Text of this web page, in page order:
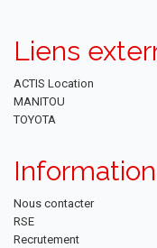
Liens
ACTIS Location
MANITOU
TOYOTA
Information
Nous contacter
RSE
Recrutement